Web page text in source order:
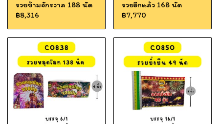
รวยข้ามจักรวาล 188 นัด
฿8,316
รวยอีกแล้ว 168 นัด
฿7,770